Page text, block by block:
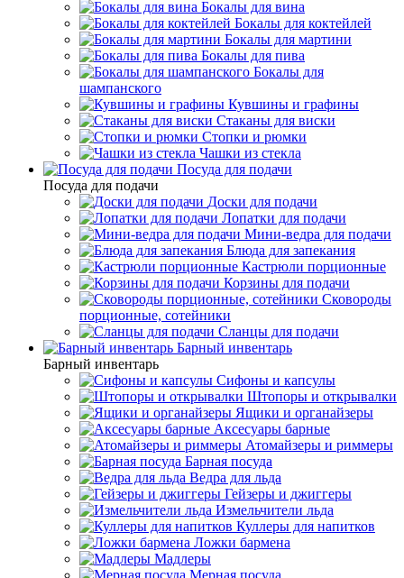
Бокалы для вина
Бокалы для коктейлей
Бокалы для мартини
Бокалы для пива
Бокалы для
шампанского
Кувшины и графины
Стаканы для виски
Стопки и рюмки
Чашки из стекла
Посуда для подачи
Посуда для подачи
Доски для подачи
Лопатки для подачи
Мини-ведра для подачи
Блюда для запекания
Кастрюли порционные
Корзины для подачи
Сковороды
порционные, сотейники
Сланцы для подачи
Барный инвентарь
Барный инвентарь
Сифоны и капсулы
Штопоры и открывалки
Ящики и органайзеры
Аксесуары барные
Атомайзеры и риммеры
Барная посуда
Ведра для льда
Гейзеры и джиггеры
Измельчители льда
Куллеры для напитков
Ложки бармена
Мадлеры
Мерная посуда